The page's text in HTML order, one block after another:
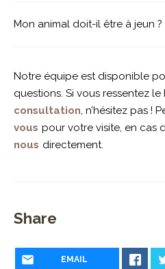
Mon animal doit-il être à jeun ?
Notre équipe est disponible
questions. Si vous ressentez
consultation, n’hésitez pas !
vous pour votre visite, en cas
nous directement.
Share
EMAIL